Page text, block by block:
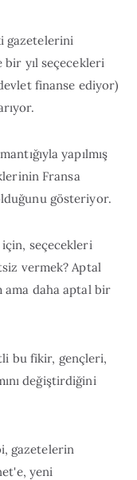
gazetelerini
bir yıl seçecekleri
finanse ediyor)
yapılmış
Fransa
gösteriyor.
için, seçecekleri
vermek? Aptal
ama daha aptal bir
bu fikir, gençleri,
değiştirdiğini
gazetelerin
yeni